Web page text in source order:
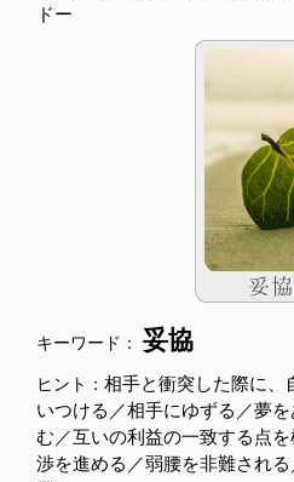
ドー
キーワード： 妥協
ヒント： 相手と衝突した際に、
いつける／相手にゆずる／夢
む／互いの利益の一致する点
渉を進める／弱腰を非難され